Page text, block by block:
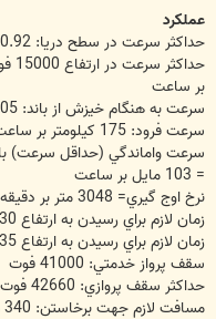
عملکرد
حداکثر سرعت در سطح دريا: 0.92 ماخ
بر ساعت
سرعت به هنگام خيزش از باند: 205 کيلومتر بر ساعت = 128 مايل بر ساعت
سرعت فرود: 175 کيلومتر بر ساعت = 109 مايل بر ساعت
= 103 مايل بر ساعت
نرخ اوج گيري= 3048 متر بر دقيقه (تا ارتفاع 10000 فوت)
زمان لازم براي رسيدن به ارتفاع 30 هزار فوتي = 4 دقيقه
زمان لازم براي رسيدن به ارتفاع 35 هزار فوتي = 4 دقيقه و 12 ثانيه
سقف پرواز خدمتي: 41000 فوت
حداکثر سقف پروازي: 42660 فوت = 13000 متر
مسافت لازم جهت برخاستن: 340 متر = 1115 فوت